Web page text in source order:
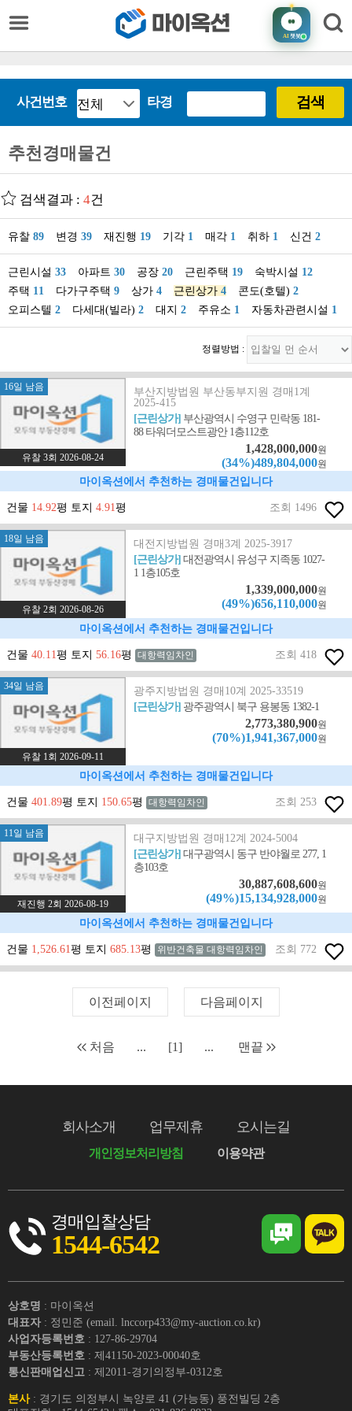
AI챗봇
사건번호 타경 검색
추천경매물건
검색결과 : 4건
유찰 89 변경 39 재진행 19 기각 1 매각 1 취하 1 신건 2
근린시설 33 아파트 30 공장 20 근린주택 19 숙박시설 12
주택 11 다가구주택 9 상가 4 근린상가 4 콘도(호텔) 2
오피스텔 2 다세대(빌라) 2 대지 2 주유소 1 자동차관련시설 1
정렬방법 :
16일 남음
유찰 3회 2026-08-24
부산지방법원 부산동부지원 경매1계
2025-415
[근린상가] 부산광역시 수영구 민락동 181-
88 타워더모스트광안 1층112호
1,428,000,000원
(34%)489,804,000원
마이옥션에서 추천하는 경매물건입니다
건물 14.92평 토지 4.91평 조회 1496
18일 남음
유찰 2회 2026-08-26
대전지방법원 경매3계 2025-3917
[근린상가]대전광역시 유성구 지족동 1027-
1 1층105호
1,339,000,000원
(49%)656,110,000원
마이옥션에서 추천하는 경매물건입니다
건물 40.11평 토지 56.16평 대항력임차인 조회 418
34일 남음
유찰 1회 2026-09-11
광주지방법원 경매10계 2025-33519
[근린상가] 광주광역시 북구 용봉동 1382-1
2,773,380,900원
(70%)1,941,367,000원
마이옥션에서 추천하는 경매물건입니다
건물 401.89평 토지 150.65평 대항력임차인 조회 253
11일 남음
재진행 2회 2026-08-19
대구지방법원 경매12계 2024-5004
[근린상가]대구광역시 동구 반야월로 277, 1
층103호
30,887,608,600원
(49%)15,134,928,000원
마이옥션에서 추천하는 경매물건입니다
건물 1,526.61평 토지 685.13평 위반건축물 대항력임차인 조회 772
이전페이지 다음페이지
처음 ... [1] ... 맨끝
회사소개 업무제휴 오시는길
개인정보처리방침 이용약관
경매입찰상담
1544-6542
상호명 : 마이옥션
대표자 : 정민준 (email. lnccorp433@my-auction.co.kr)
사업자등록번호 : 127-86-29704
부동산등록번호 : 제41150-2023-00040호
통신판매업신고 : 제2011-경기의정부-0312호
본사: 경기도 의정부시 녹양로 41 (가능동) 풍전빌딩 2층